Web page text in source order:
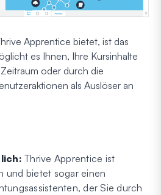
Apprentice bietet, ist das
es Ihnen, Ihre Kursinhalte
oder durch die
als Auslöser an
Thrive Apprentice ist
und bietet sogar einen
der Sie durch